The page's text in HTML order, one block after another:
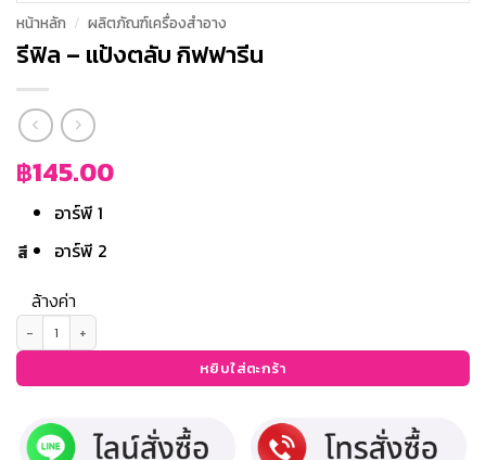
หน้าหลัก / ผลิตภัณฑ์เครื่องสำอาง
รีฟิล – แป้งตลับ กิฟฟารีน
฿145.00
สี
อาร์พี 1
อาร์พี 2
ล้างค่า
จำนวน รีฟิล - แป้งตลับ กิฟฟารีน ชิ้น
หยิบใส่ตะกร้า